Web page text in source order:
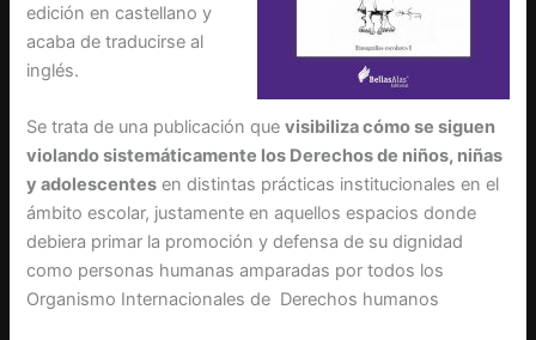
edición en castellano y
acaba de traducirse al
inglés.
Se trata de una publicación quevisibiliza cómo se siguen
violando sistemáticamente los Derechos de niños, niñas
y adolescentes en distintas prácticas institucionales en el
ámbito escolar, justamente en aquellos espacios donde
debiera primar la promoción y defensa de su dignidad
como personas humanas amparadas por todos los
Organismo Internacionales de Derechos humanos